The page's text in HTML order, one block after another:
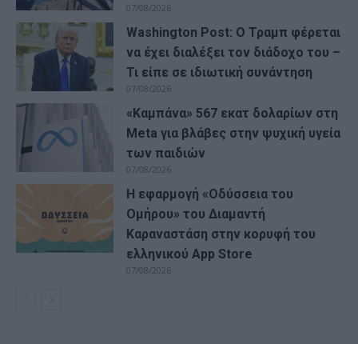
07/08/2026
Washington Post: Ο Τραμπ φέρεται
να έχει διαλέξει τον διάδοχο του –
Τι είπε σε ιδιωτική συνάντηση
07/08/2026
«Καμπάνα» 567 εκατ δολαρίων στη
Meta για βλάβες στην ψυχική υγεία
των παιδιών
07/08/2026
Η εφαρμογή «Οδύσσεια του
Ομήρου» του Διαμαντή
Καραναστάση στην κορυφή του
ελληνικού App Store
07/08/2026